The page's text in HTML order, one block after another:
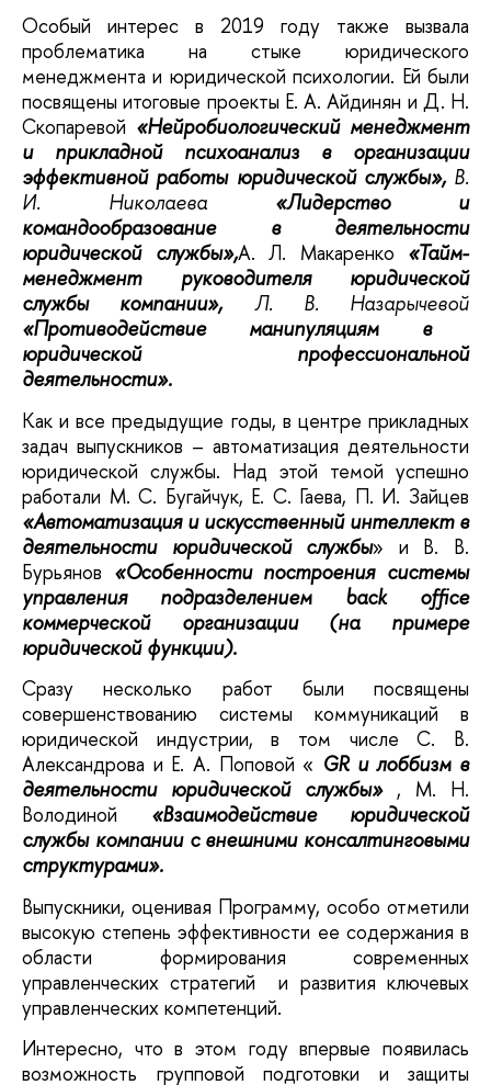
Особый интерес в 2019 году также вызвала
проблематика на стыке юридического
менеджмента и юридической психологии. Ей были
посвящены итоговые проекты Е. А. Айдинян и Д. Н.
Скопаревой «Нейробиологический менеджмент
и прикладной психоанализ в организации
эффективной работы юридической службы», В.
И. Николаева«Лидерство и
командообразование в деятельности
юридической службы»,А. Л. Макаренко «Тайм-
менеджмент руководителя юридической
службы компании»,
Л. В. Назарычевой
«Противодействие манипуляциям в
юридической профессиональной
деятельности».
Как и все предыдущие годы, в центре прикладных
задач выпускников – автоматизация деятельности
юридической службы. Над этой темой успешно
работали М. С. Бугайчук, Е. С. Гаева, П. И. Зайцев
«Автоматизация и искусственный интеллект в
деятельности юридической службы» и В. В.
Бурьянов «Особенности построения системы
управления подразделением
back
office
коммерческой организации (на примере
юридической функции).
Сразу несколько работ были посвящены
совершенствованию системы коммуникаций в
юридической индустрии, в том числе С. В.
Александрова и Е. А. Поповой « GR и лоббизм в
деятельности юридической службы» , М. Н.
Володиной
«Взаимодействие юридической
службы компании с внешними консалтинговыми
структурами».
Выпускники, оценивая Программу, особо отметили
высокую степень эффективности ее содержания в
области формирования современных
управленческих стратегий и развития ключевых
управленческих компетенций.
Интересно, что в этом году впервые появилась
возможность групповой подготовки и защиты